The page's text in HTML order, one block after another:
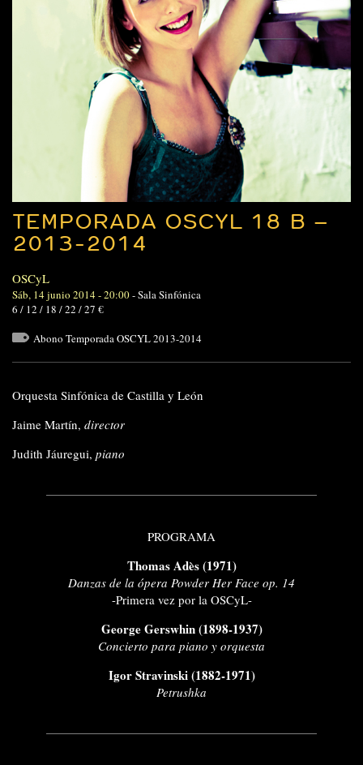
TEMPORADA OSCYL 18 B –
2013-2014
OSCyL
Sáb, 14 junio 2014 - 20:00-Sala Sinfónica
6 / 12 / 18 / 22 / 27 €
Abono Temporada OSCYL 2013-2014
Orquesta Sinfónica de Castilla y León
Jaime Martín, director
Judith Jáuregui, piano
PROGRAMA
Thomas Adès (1971)
Danzas de la ópera Powder Her Face op. 14
-Primera vez por la OSCyL-
George Gerswhin (1898-1937)
Concierto para piano y orquesta
Igor Stravinski (1882-1971)
Petrushka